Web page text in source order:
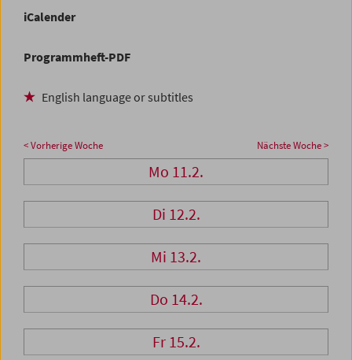
iCalender
Programmheft-PDF
English language or subtitles
< Vorherige Woche Nächste Woche >
Mo 11.2.
Di 12.2.
Mi 13.2.
Do 14.2.
Fr 15.2.